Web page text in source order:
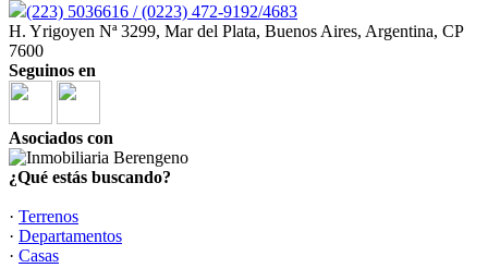
(223) 5036616 / (0223) 472-9192/4683
H. Yrigoyen Nª 3299, Mar del Plata, Buenos Aires, Argentina, CP
7600
Seguinos en
Asociados con
¿Qué estás buscando?
· Terrenos
· Departamentos
· Casas